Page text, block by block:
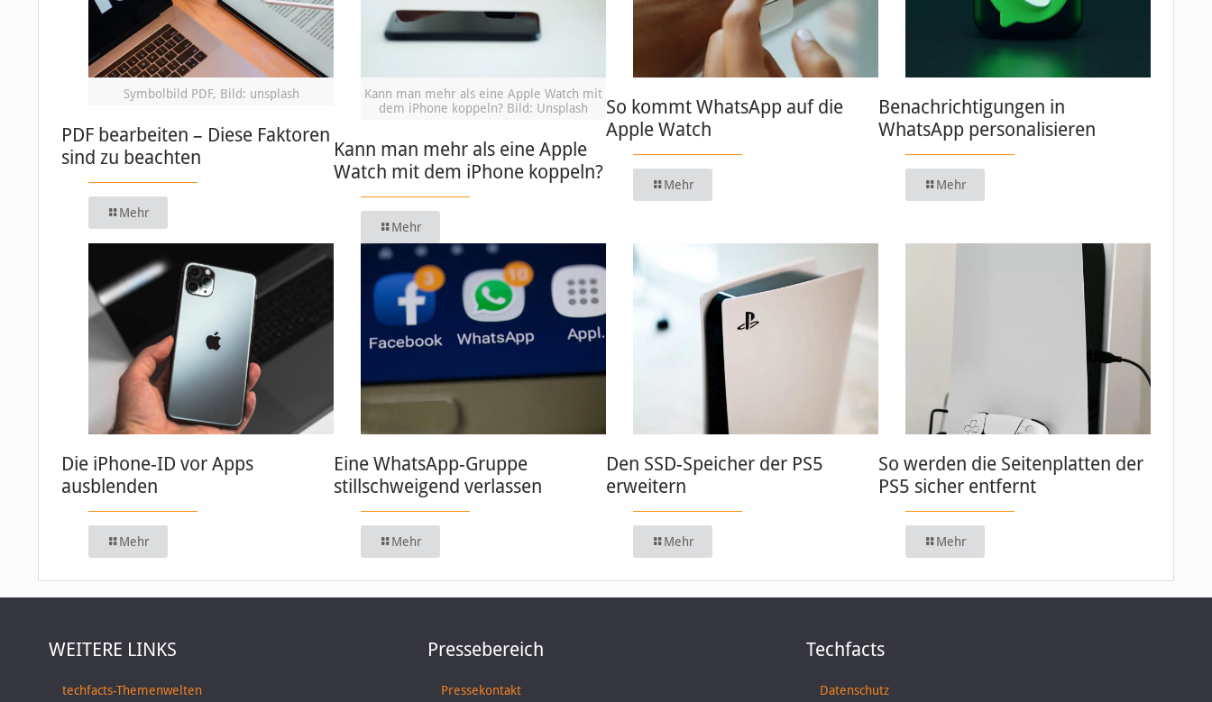
Symbolbild PDF, Bild: unsplash
PDF bearbeiten – Diese Faktoren
sind zu beachten
Mehr
Kann man mehr als eine Apple Watch mit
dem iPhone koppeln? Bild: Unsplash
Kann man mehr als eine Apple
Watch mit dem iPhone koppeln?
Mehr
So kommt WhatsApp auf die
Apple Watch
Mehr
Benachrichtigungen in
WhatsApp personalisieren
Mehr
Die iPhone-ID vor Apps
ausblenden
Mehr
Eine WhatsApp-Gruppe
stillschweigend verlassen
Mehr
Den SSD-Speicher der PS5
erweitern
Mehr
So werden die Seitenplatten der
PS5 sicher entfernt
Mehr
WEITERE LINKS
techfacts-Themenwelten
Pressebereich
Pressekontakt
Techfacts
Datenschutz